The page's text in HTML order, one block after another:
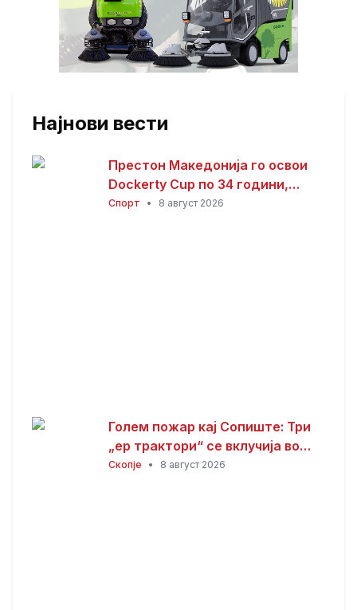
Најнови вести
Престон Македонија го освои
Dockerty Cup по 34 години,
Тевере прогласен за најдобар
Спорт • 8 август 2026
Голем пожар кај Сопиште: Три
„ер трактори“ се вклучија во
гаснењето, гори
Скопје • 8 август 2026